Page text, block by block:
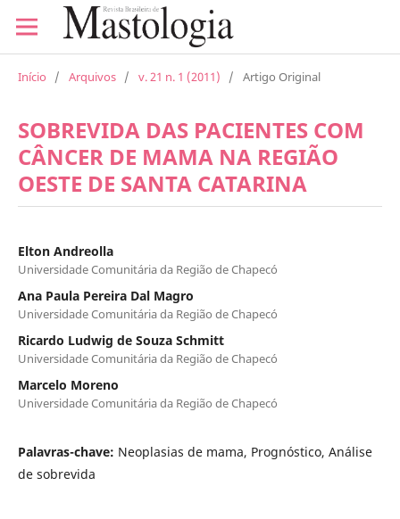
Início / Arquivos / v. 21 n. 1 (2011) / Artigo Original
SOBREVIDA DAS PACIENTES COM
CÂNCER DE MAMA NA REGIÃO
OESTE DE SANTA CATARINA
Elton Andreolla
Universidade Comunitária da Região de Chapecó
Ana Paula Pereira Dal Magro
Universidade Comunitária da Região de Chapecó
Ricardo Ludwig de Souza Schmitt
Universidade Comunitária da Região de Chapecó
Marcelo Moreno
Universidade Comunitária da Região de Chapecó
Palavras-chave: Neoplasias de mama, Prognóstico, Análise
de sobrevida